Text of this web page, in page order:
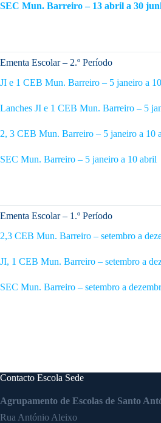
SEC Mun. Barreiro – 13 abril a 30
Ementa Escolar – 2.º Período
JI e 1 CEB Mun. Barreiro – 5 janeiro a
Lanches JI e 1 CEB Mun. Barreiro – 5
2, 3 CEB Mun. Barreiro – 5 janeiro a 10
SEC Mun. Barreiro – 5 janeiro a 10 abril
Ementa Escolar – 1.º Período
2,3 CEB Mun. Barreiro – setembro a
JI, 1 CEB Mun. Barreiro – setembro a
SEC Mun. Barreiro – setembro a
Contacto Escola Sede
Agrupamento de Escolas de Santo
Rua António Aleixo